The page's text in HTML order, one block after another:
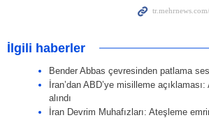
İlgili haberler
Bender Abbas çevresinden patlama
İran’dan ABD’ye misilleme
alındı
İran Devrim Muhafızları: Ateşleme